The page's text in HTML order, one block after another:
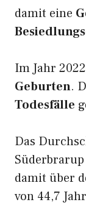
damit eine
Im Jahr
Geburten.
Todesfälle
Das
damit über
von 44,7